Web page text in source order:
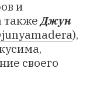
и
такжеДжун
),
своего